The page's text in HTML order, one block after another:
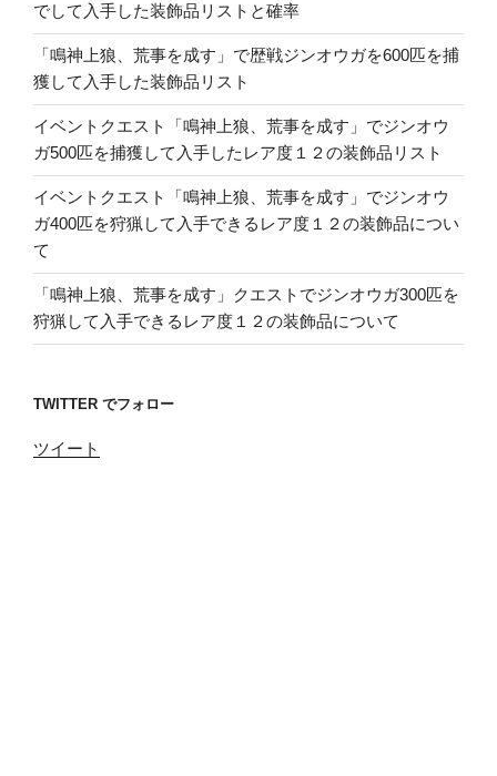
でして入手した装飾品リストと確率
「鳴神上狼、荒事を成す」で歴戦ジンオウガを600匹を捕
獲して入手した装飾品リスト
イベントクエスト「鳴神上狼、荒事を成す」でジンオウ
ガ500匹を捕獲して入手したレア度１２の装飾品リスト
イベントクエスト「鳴神上狼、荒事を成す」でジンオウ
ガ400匹を狩猟して入手できるレア度１２の装飾品につい
て
「鳴神上狼、荒事を成す」クエストでジンオウガ300匹を
狩猟して入手できるレア度１２の装飾品について
TWITTER でフォロー
ツイート